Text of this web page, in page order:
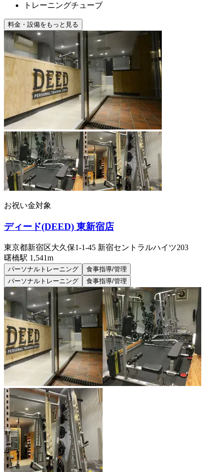
トレーニングチューブ
料金・設備をもっと見る
お祝い金対象
ディード(DEED) 東新宿店
東京都新宿区大久保1-1-45 新宿セントラルハイツ203
曙橋駅 1,541m
パーソナルトレーニング
食事指導/管理
パーソナルトレーニング
食事指導/管理